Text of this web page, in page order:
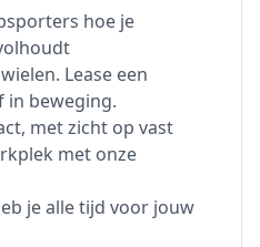
hoe je
Lease een
in beweging.
met zicht op vast
met onze
je alle tijd voor jouw